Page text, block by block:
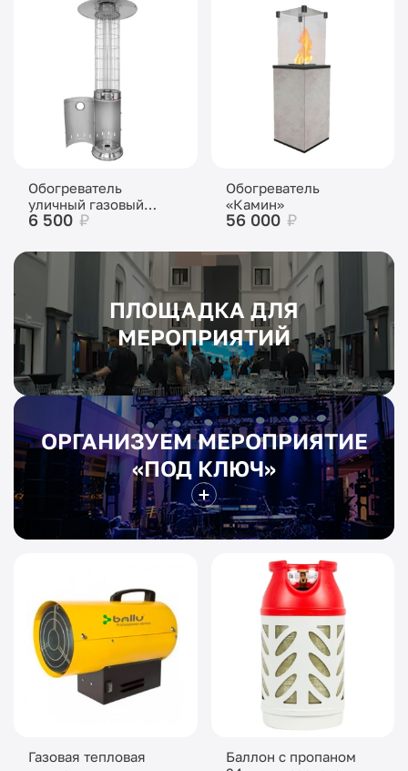
Обогреватель
уличный газовый
Aesto
6 500 ₽
Обогреватель
«Камин»
56 000 ₽
ПЛОЩАДКА ДЛЯ
МЕРОПРИЯТИЙ
ОРГАНИЗУЕМ МЕРОПРИЯТИЕ
«ПОД КЛЮЧ»
Газовая тепловая
Баллон с пропаном